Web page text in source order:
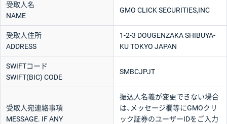
受取人名
NAME
GMO CLICK SECURITIES,INC
受取人住所
ADDRESS
1-2-3 DOUGENZAKA SHIBUYA-
KU TOKYO JAPAN
SWIFTコード
SWIFT(BIC) CODE
SMBCJPJT
受取人宛連絡事項
MESSAGE. IF ANY
振込人名義が変更できない場合
は、メッセージ欄等にGMOクリ
ック証券のユーザーIDをご入力